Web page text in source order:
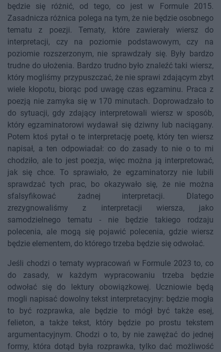
będzie się różnić, od tego, co jest w Formule 2015.
Zasadnicza różnica polega na tym, że nie będzie osobnego
tematu z poezji. Tematy, które zawierały wiersz do
interpretacji, czy na poziomie podstawowym, czy na
poziomie rozszerzonym, nie sprawdzały się. Były bardzo
trudne do ułożenia. Bardzo trudno było znaleźć taki wiersz,
który mogliśmy przypuszczać, że nie sprawi zdającym zbyt
wiele kłopotu, biorąc pod uwagę czas egzaminu. Praca z
poezją nie zamyka się w 170 minutach. Doprowadzało to
do sytuacji, gdy zdający interpretowali wiersz w sposób,
który egzaminatorowi wydawał się dziwny lub naciągany.
Potem ktoś pytał o te interpretację poetę, który ten wiersz
napisał, a ten odpowiadał: co do zasady to nie o to mi
chodziło, ale to jest poezja, więc można ją interpretować,
jak się chce. To sprawiało, że egzaminatorzy nie lubili
sprawdzać tych prac, bo okazywało się, że nie można
sfalsyfikować żadnej interpretacji. Dlatego
zrezygnowaliśmy z interpretacji wiersza, jako
samodzielnego tematu - nie będzie takiego rodzaju
polecenia, ale mogą się pojawić polecenia, gdzie wiersz
będzie elementem, do którego trzeba będzie się odwołać.
Jeśli chodzi o tematy wypracowań w Formule 2023 to, co
do zasady, w każdym wypracowaniu trzeba będzie
odwołać się do lektury obowiązkowej. Uczniowie będą
mogli napisać dowolny tekst interpretacyjny: będzie mogła
to być rozprawka, ale będzie to mógł być także esej,
felieton, a także tekst, który będzie po prostu tekstem
argumentacyjnym. Chodzi o to, by nie zawężać do jednej
formy, która dotąd była rozprawka, tylko dać możliwość